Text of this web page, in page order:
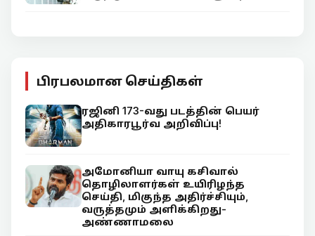
பிரபலமான செய்திகள்
ரஜினி 173-வது படத்தின் பெயர்
அதிகாரபூர்வ அறிவிப்பு!
அமோனியா வாயு கசிவால்
தொழிலாளர்கள் உயிரிழந்த
செய்தி, மிகுந்த அதிர்ச்சியும்,
வருத்தமும் அளிக்கிறது-
அண்ணாமலை